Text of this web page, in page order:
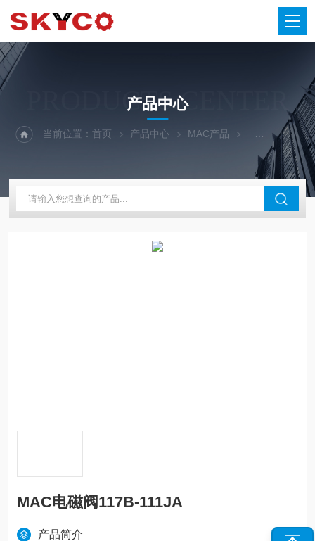
PRODUCTS CENTER
产品中心
当前位置：首页 产品中心 MAC产品 MAC电磁阀
MAC电磁阀117B-111JA
产品简介